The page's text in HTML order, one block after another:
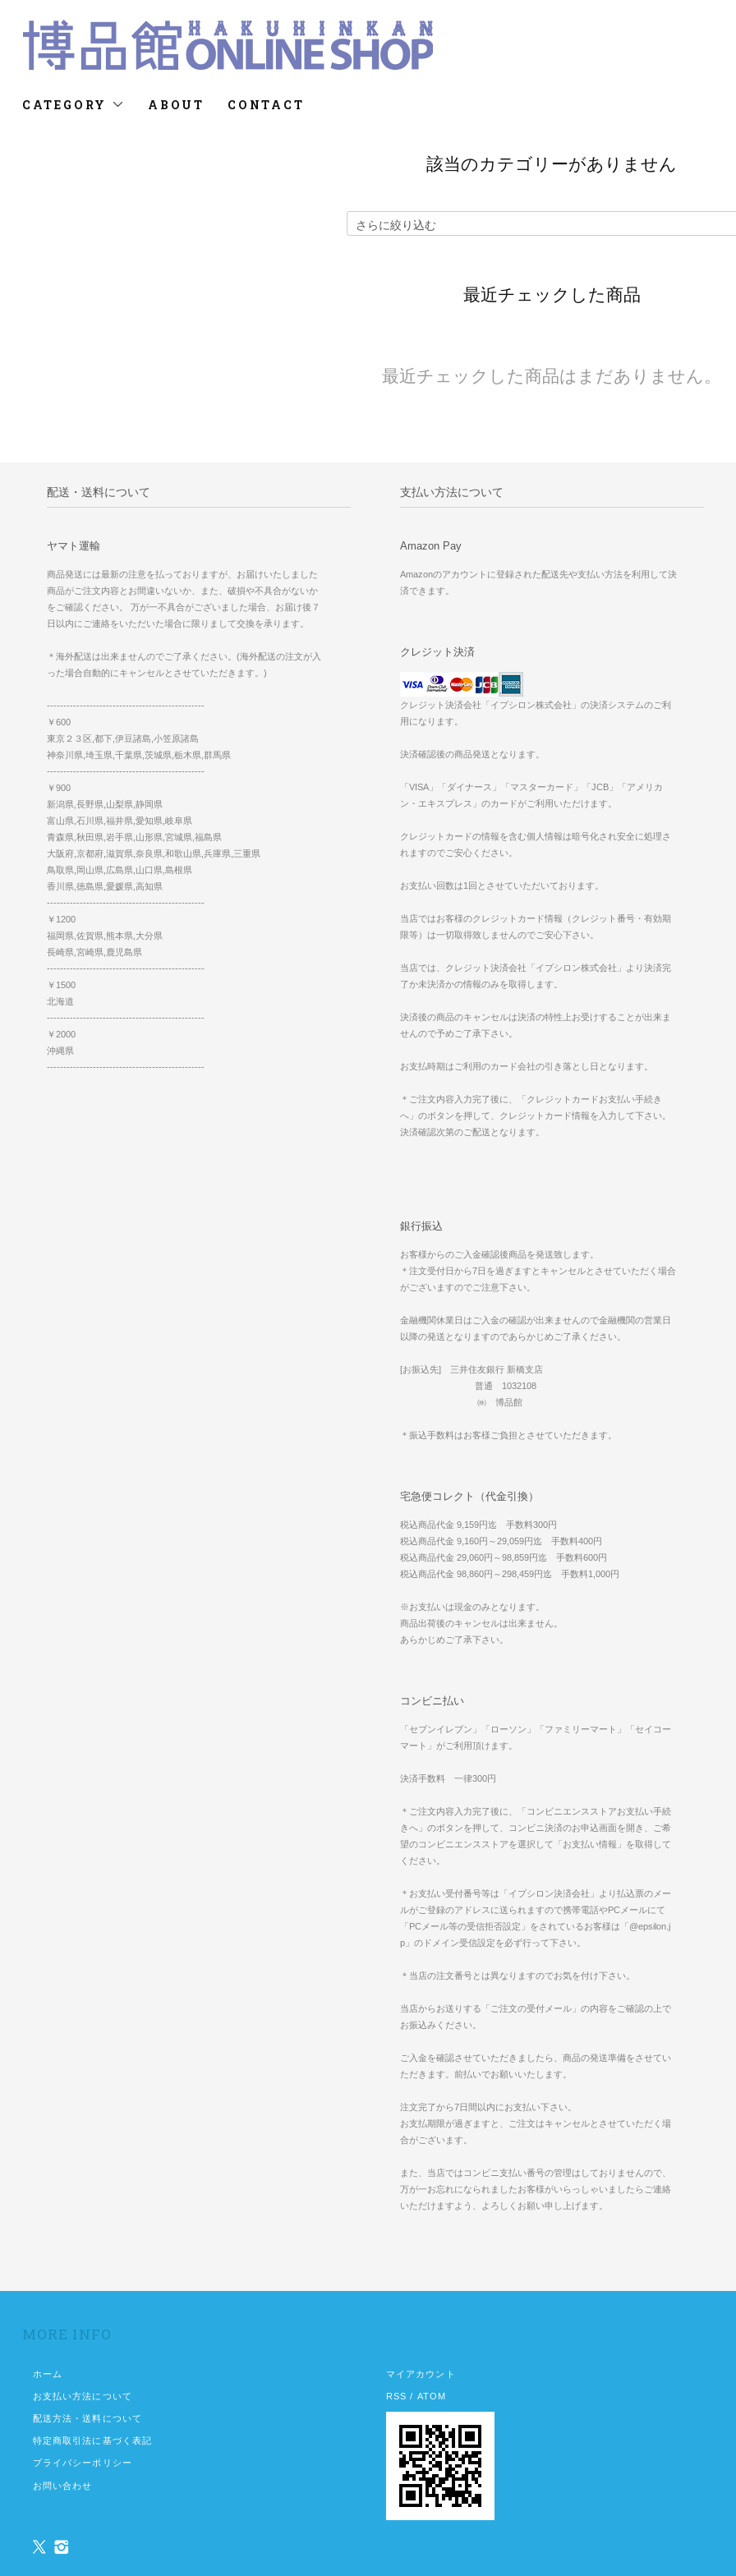
CATEGORY ABOUT CONTACT
該当のカテゴリーがありません
最近チェックした商品
最近チェックした商品はまだありません。
配送・送料について
ヤマト運輸
商品発送には最新の注意を払っておりますが、お届けいたしました
商品がご注文内容とお間違いないか、また、破損や不具合がないか
をご確認ください。 万が一不具合がございました場合、お届け後７
日以内にご連絡をいただいた場合に限りまして交換を承ります。
＊海外配送は出来ませんのでご了承ください。(海外配送の注文が入
った場合自動的にキャンセルとさせていただきます。)
------------------------------------------------
￥600
東京２３区,都下,伊豆諸島,小笠原諸島
神奈川県,埼玉県,千葉県,茨城県,栃木県,群馬県
------------------------------------------------
￥900
新潟県,長野県,山梨県,静岡県
富山県,石川県,福井県,愛知県,岐阜県
青森県,秋田県,岩手県,山形県,宮城県,福島県
大阪府,京都府,滋賀県,奈良県,和歌山県,兵庫県,三重県
鳥取県,岡山県,広島県,山口県,島根県
香川県,徳島県,愛媛県,高知県
------------------------------------------------
￥1200
福岡県,佐賀県,熊本県,大分県
長崎県,宮崎県,鹿児島県
------------------------------------------------
￥1500
北海道
------------------------------------------------
￥2000
沖縄県
------------------------------------------------
支払い方法について
Amazon Pay
Amazonのアカウントに登録された配送先や支払い方法を利用して決
済できます。
クレジット決済
クレジット決済会社「イプシロン株式会社」の決済システムのご利
用になります。
決済確認後の商品発送となります。
「VISA」「ダイナース」「マスターカード」「JCB」「アメリカ
ン・エキスプレス」のカードがご利用いただけます。
クレジットカードの情報を含む個人情報は暗号化され安全に処理さ
れますのでご安心ください。
お支払い回数は1回とさせていただいております。
当店ではお客様のクレジットカード情報（クレジット番号・有効期
限等）は一切取得致しませんのでご安心下さい。
当店では、クレジット決済会社「イプシロン株式会社」より決済完
了か未決済かの情報のみを取得します。
決済後の商品のキャンセルは決済の特性上お受けすることが出来ま
せんので予めご了承下さい。
お支払時期はご利用のカード会社の引き落とし日となります。
＊ご注文内容入力完了後に、「クレジットカードお支払い手続き
へ」のボタンを押して、クレジットカード情報を入力して下さい。
決済確認次第のご配送となります。
銀行振込
お客様からのご入金確認後商品を発送致します。
＊注文受付日から7日を過ぎますとキャンセルとさせていただく場合
がございますのでご注意下さい。
金融機関休業日はご入金の確認が出来ませんので金融機関の営業日
以降の発送となりますのであらかじめご了承ください。
[お振込先] 三井住友銀行 新橋支店
普通 1032108
㈱ 博品館
＊振込手数料はお客様ご負担とさせていただきます。
宅急便コレクト（代金引換）
税込商品代金 9,159円迄 手数料300円
税込商品代金 9,160円～29,059円迄 手数料400円
税込商品代金 29,060円～98,859円迄 手数料600円
税込商品代金 98,860円～298,459円迄 手数料1,000円
※お支払いは現金のみとなります。
商品出荷後のキャンセルは出来ません。
あらかじめご了承下さい。
コンビニ払い
「セブンイレブン」「ローソン」「ファミリーマート」「セイコー
マート」がご利用頂けます。
決済手数料 一律300円
＊ご注文内容入力完了後に、「コンビニエンスストアお支払い手続
きへ」のボタンを押して、コンビニ決済のお申込画面を開き、ご希
望のコンビニエンスストアを選択して「お支払い情報」を取得して
ください。
＊お支払い受付番号等は「イプシロン決済会社」より払込票のメー
ルがご登録のアドレスに送られますので携帯電話やPCメールにて
「PCメール等の受信拒否設定」をされているお客様は「@epsilon.j
p」のドメイン受信設定を必ず行って下さい。
＊当店の注文番号とは異なりますのでお気を付け下さい。
当店からお送りする「ご注文の受付メール」の内容をご確認の上で
お振込みください。
ご入金を確認させていただきましたら、商品の発送準備をさせてい
ただきます。前払いでお願いいたします。
注文完了から7日間以内にお支払い下さい。
お支払期限が過ぎますと、ご注文はキャンセルとさせていただく場
合がございます。
また、当店ではコンビニ支払い番号の管理はしておりませんので、
万が一お忘れになられましたお客様がいらっしゃいましたらご連絡
いただけますよう、よろしくお願い申し上げます。
MORE INFO
ホーム
お支払い方法について
配送方法・送料について
特定商取引法に基づく表記
プライバシーポリシー
お問い合わせ
マイアカウント
RSS / ATOM